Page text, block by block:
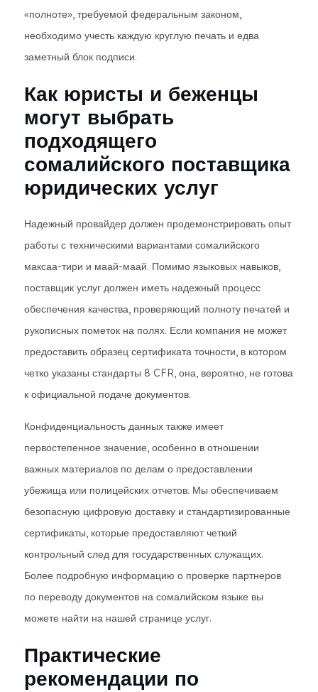
«полноте», требуемой федеральным законом,
необходимо учесть каждую круглую печать и едва
заметный блок подписи.
Как юристы и беженцы
могут выбрать
подходящего
сомалийского поставщика
юридических услуг
Надежный провайдер должен продемонстрировать опыт
работы с техническими вариантами сомалийского
максаа-тири и маай-маай. Помимо языковых навыков,
поставщик услуг должен иметь надежный процесс
обеспечения качества, проверяющий полноту печатей и
рукописных пометок на полях. Если компания не может
предоставить образец сертификата точности, в котором
четко указаны стандарты 8 CFR, она, вероятно, не готова
к официальной подаче документов.
Конфиденциальность данных также имеет
первостепенное значение, особенно в отношении
важных материалов по делам о предоставлении
убежища или полицейских отчетов. Мы обеспечиваем
безопасную цифровую доставку и стандартизированные
сертификаты, которые предоставляют четкий
контрольный след для государственных служащих.
Более подробную информацию о проверке партнеров
по переводу документов на сомалийском языке вы
можете найти на нашей странице услуг.
Практические
рекомендации по